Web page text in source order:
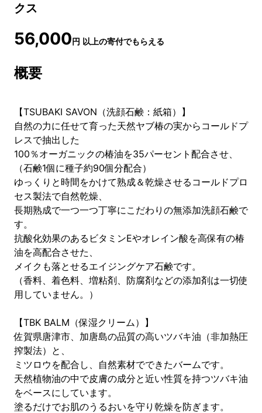
クス
56,000円 以上の寄付でもらえる
概要
【TSUBAKI SAVON（洗顔石鹸：紙箱）】
自然の力に任せて育った天然ヤブ椿の実からコールドプ
レスで抽出した
100％オーガニックの椿油を35パーセント配合させ、
（石鹸1個に種子約90個分配合）
ゆっくりと時間をかけて熟成＆乾燥させるコールドプロ
セス製法で自然乾燥、
長期熟成で一つ一つ丁寧にこだわりの無添加洗顔石鹸で
す。
抗酸化効果のあるビタミンEやオレイン酸を高保有の椿
油を高配合させた、
メイクも落とせるエイジングケア石鹸です。
（香料、着色料、増粘剤、防腐剤などの添加剤は一切使
用していません。）
【TBK BALM（保湿クリーム）】
佐賀県唐津市、加唐島の品質の高いツバキ油（非加熱圧
搾製法）と、
ミツロウを配合し、自然素材でできたバームです。
天然植物油の中で皮膚の成分と近い性質を持つツバキ油
をベースにしています。
塗るだけでお肌のうるおいを守り乾燥を防ぎます。